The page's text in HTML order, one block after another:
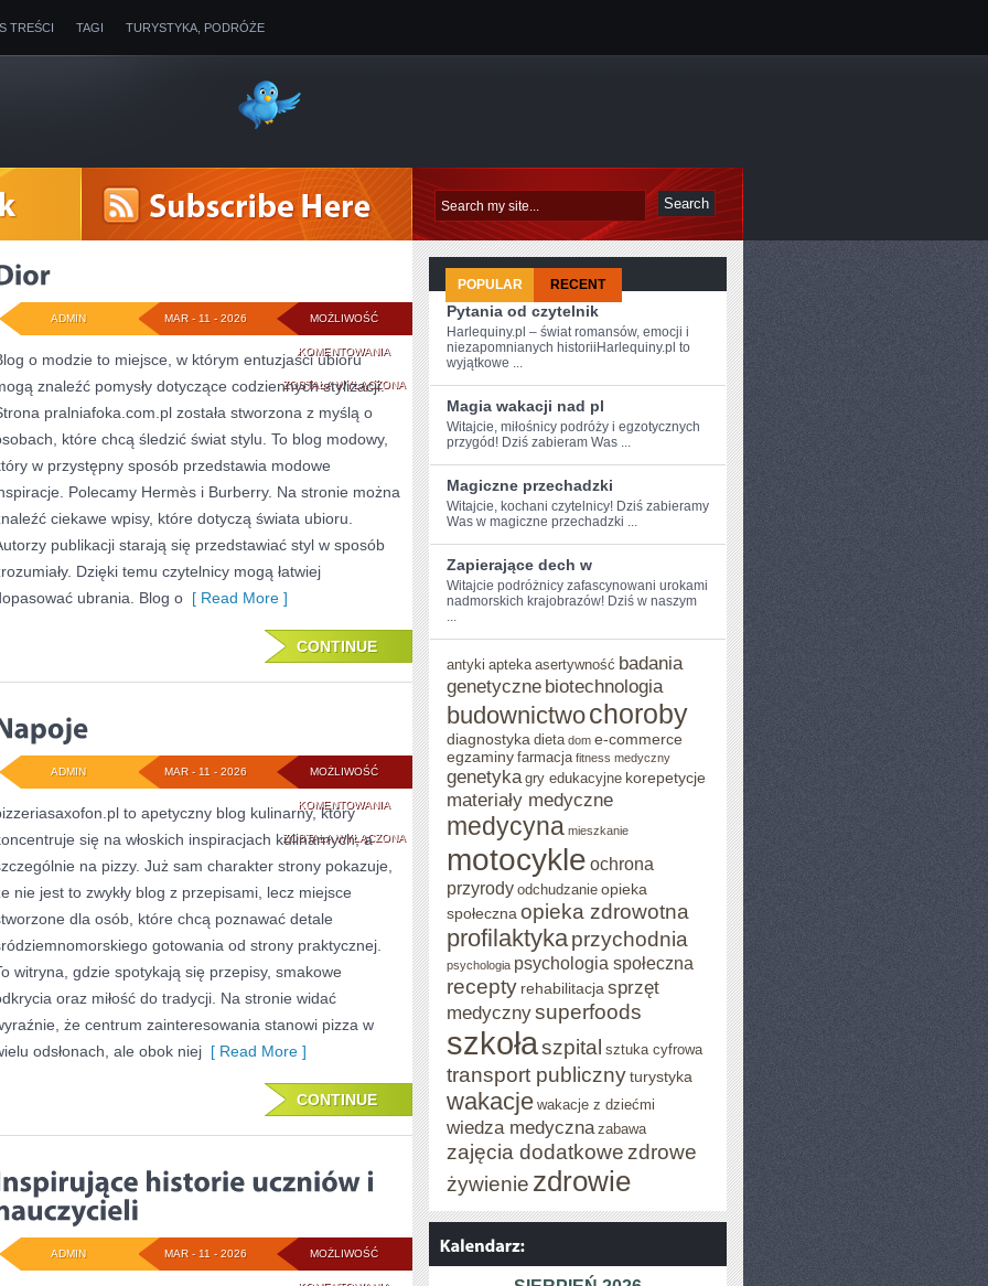
TREŚCI TAGI TURYSTYKA, PODRÓŻE
MOŻLIWOŚĆ
KOMENTOWANIADIOR
ZOSTAŁA WYŁĄCZONA
MAR - 11 - 2026
ADMIN
o modzie to miejsce, w którym entuzjaści ubioru
znaleźć pomysły dotyczące codziennych stylizacji.
pralniafoka.com.pl została stworzona z myślą o
które chcą śledzić świat stylu. To blog modowy,
w przystępny sposób przedstawia modowe
Polecamy Hermès i Burberry. Na stronie można
ciekawe wpisy, które dotyczą świata ubioru.
publikacji starają się przedstawiać styl w sposób
Dzięki temu czytelnicy mogą łatwiej
ubrania. Blog o [ Read More ]
CONTINUE
MOŻLIWOŚĆ
KOMENTOWANIANAPOJE
ZOSTAŁA WYŁĄCZONA
MAR - 11 - 2026
ADMIN
to apetyczny blog kulinarny, który
się na włoskich inspiracjach kulinarnych, a
na pizzy. Już sam charakter strony pokazuje,
nie jest to zwykły blog z przepisami, lecz miejsce
dla osób, które chcą poznawać detale
gotowania od strony praktycznej.
witryna, gdzie spotykają się przepisy, smakowe
oraz miłość do tradycji. Na stronie widać
że centrum zainteresowania stanowi pizza w
odsłonach, ale obok niej [ Read More ]
CONTINUE
MOŻLIWOŚĆ
MAR - 11 - 2026
ADMIN
POPULAR RECENT
Pytania od czytelnik
Harlequiny.pl – świat romansów, emocji i
niezapomnianych historiiHarlequiny.pl to
wyjątkowe ...
Magia wakacji nad pl
Witajcie, miłośnicy podróży ⁤i egzotycznych
przygód! Dziś zabieram Was ...
Magiczne przechadzki
Witajcie, kochani ⁤czytelnicy! Dziś zabieramy
Was w magiczne przechadzki ...
Zapierające dech w
Witajcie podróżnicy zafascynowani urokami
nadmorskich krajobrazów! Dziś w ⁣naszym
...
antyki apteka asertywność badania
genetyczne biotechnologia
budownictwochoroby
diagnostyka dieta dom e-commerce
egzaminy farmacja fitness medyczny
genetyka gry edukacyjne korepetycje
materiały medyczne
medycyna mieszkanie
motocykle ochrona
przyrody odchudzanie opieka
społeczna opieka zdrowotna
profilaktykaprzychodnia
psychologia psychologia społeczna
recepty rehabilitacja sprzęt
medycznysuperfoods
szkołaszpital sztuka cyfrowa
transport publicznyturystyka
wakacje wakacje z dziećmi
wiedza medyczna zabawa
zajęcia dodatkowe zdrowe
żywienie zdrowie